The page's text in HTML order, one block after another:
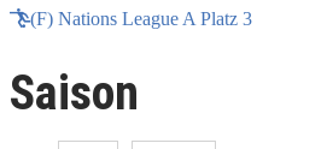
(F) Nations League A Platz 3
Saison